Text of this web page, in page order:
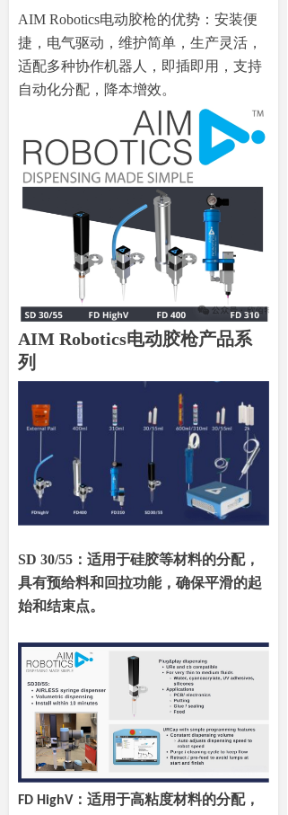
AIM Robotics电动胶枪的优势：安装便
捷，电气驱动，维护简单，生产灵活，
适配多种协作机器人，即插即用，支持
自动化分配，降本增效。
AIM Robotics电动胶枪产品系
列
SD 30/55：适用于硅胶等材料的分配，
具有预给料和回拉功能，确保平滑的起
始和结束点。
FD HighV：适用于高粘度材料的分配，